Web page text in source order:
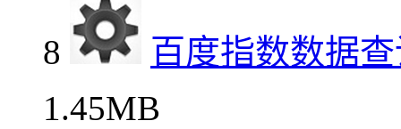
8
百度指数数据
1.45MB